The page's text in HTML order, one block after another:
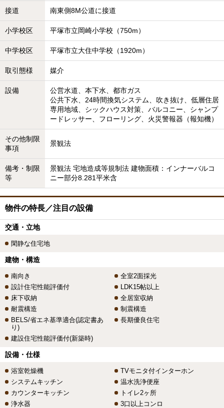
接道 南東側8M公道に接道
小学校区 平塚市立岡崎小学校（750m）
中学校区 平塚市立大住中学校（1920m）
取引態様 媒介
設備
公営水道、本下水、都市ガス
公共下水、24時間換気システム、吹き抜け、低層住居
専用地域、シックハウス対策、バルコニー、シャンプ
ードレッサー、フローリング、火災警報器（報知機）
その他制限
事項
景観法
備考・制限
等
景観法 宅地造成等規制法 建物面積：インナーバルコ
ニー部分8.281平米含
物件の特長／注目の設備
交通・立地
閑静な住宅地
建物・構造
南向き
全室2面採光
設計住宅性能評価付
LDK15帖以上
床下収納
全居室収納
耐震構造
制震構造
BELS/省エネ基準適合(認定書あ
り)
長期優良住宅
建設住宅性能評価付(新築時)
設備・仕様
浴室乾燥機
TVモニタ付インターホン
システムキッチン
温水洗浄便座
カウンターキッチン
トイレ2ヶ所
浄水器
3口以上コンロ